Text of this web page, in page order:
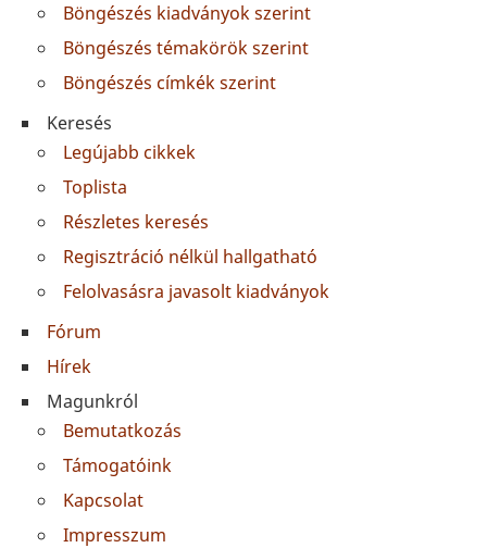
Böngészés kiadványok szerint
Böngészés témakörök szerint
Böngészés címkék szerint
Keresés
Legújabb cikkek
Toplista
Részletes keresés
Regisztráció nélkül hallgatható
Felolvasásra javasolt kiadványok
Fórum
Hírek
Magunkról
Bemutatkozás
Támogatóink
Kapcsolat
Impresszum